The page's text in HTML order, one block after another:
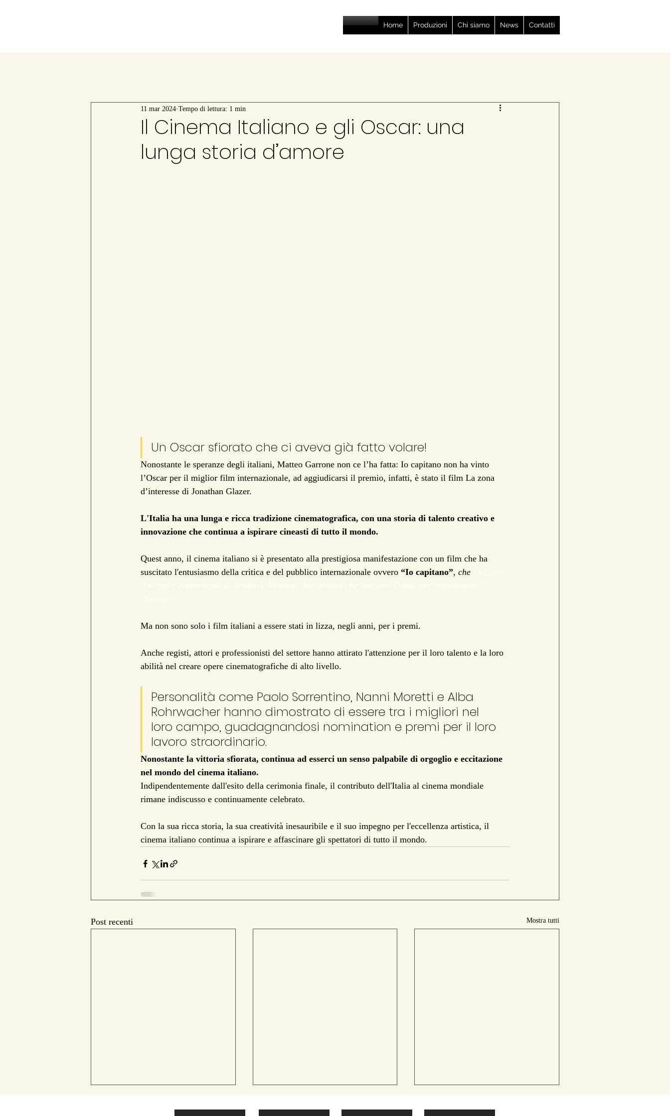
Home Produzioni Chi siamo News Contatti
Il Cinema Italiano e gli Oscar: una
lunga storia d’amore
11 mar 2024 Tempo di lettura: 1 min
Un Oscar sfiorato che ci aveva già fatto volare!
Nonostante le speranze degli italiani, Matteo Garrone non ce l’ha fatta: Io capitano non ha vinto
l’Oscar per il miglior film internazionale, ad aggiudicarsi il premio, infatti, è stato il film La zona
d’interesse di Jonathan Glazer.
L'Italia ha una lunga e ricca tradizione cinematografica, con una storia di talento creativo e
innovazione che continua a ispirare cineasti di tutto il mondo.
Quest anno, il cinema italiano si è presentato alla prestigiosa manifestazione con un film che ha
suscitato l'entusiasmo della critica e del pubblico internazionale ovvero “Io capitano”, che
Ma non sono solo i film italiani a essere stati in lizza, negli anni, per i premi.
Anche registi, attori e professionisti del settore hanno attirato l'attenzione per il loro talento e la loro
abilità nel creare opere cinematografiche di alto livello.
Personalità come Paolo Sorrentino, Nanni Moretti e Alba
Rohrwacher hanno dimostrato di essere tra i migliori nel
loro campo, guadagnandosi nomination e premi per il loro
lavoro straordinario.
Nonostante la vittoria sfiorata, continua ad esserci un senso palpabile di orgoglio e eccitazione
nel mondo del cinema italiano.
Indipendentemente dall'esito della cerimonia finale, il contributo dell'Italia al cinema mondiale
rimane indiscusso e continuamente celebrato.
Con la sua ricca storia, la sua creatività inesauribile e il suo impegno per l'eccellenza artistica, il
cinema italiano continua a ispirare e affascinare gli spettatori di tutto il mondo.
Post recenti Mostra tutti